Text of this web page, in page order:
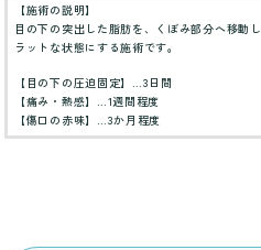
【施術の説明】
目の下の突出した脂肪を、くぼみ部分へ移動
ラットな状態にする施術です。
【目の下の圧迫固定】…3日間
【痛み・熱感】…1週間程度
【傷口の赤味】…3か月程度